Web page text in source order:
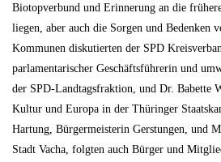
Biotopverbund und Erinnerung an die
liegen, aber auch die Sorgen und Bedenken
Kommunen diskutierten der SPD
parlamentarischer Geschäftsführerin und
der SPD-Landtagsfraktion, und Dr. Babette
Kultur und Europa in der Thüringer
Hartung, Bürgermeisterin Gerstungen, und
Stadt Vacha, folgten auch Bürger und